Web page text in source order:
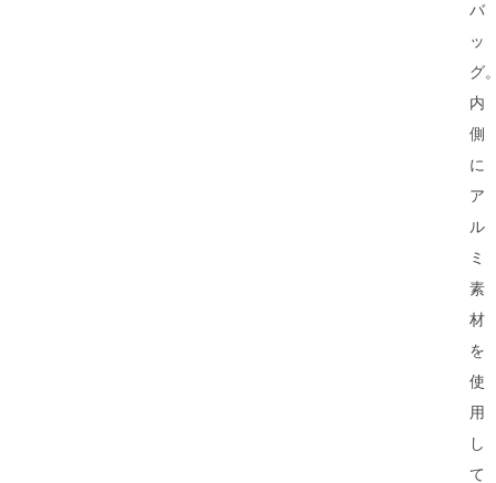
バ
ッ
グ
内
側
に
ア
ル
ミ
素
材
を
使
用
し
て